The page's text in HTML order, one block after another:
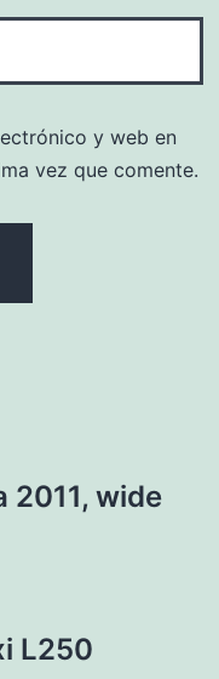
y web en
vez que comente.
2011, wide
L250